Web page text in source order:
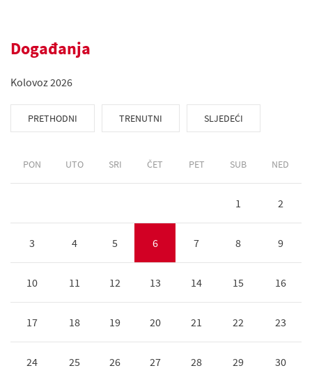
Događanja
Kolovoz 2026
PRETHODNI TRENUTNI SLJEDEĆI
PON UTO SRI ČET PET SUB NED
1 2
3 4 5 6 7 8 9
10 11 12 13 14 15 16
17 18 19 20 21 22 23
24 25 26 27 28 29 30